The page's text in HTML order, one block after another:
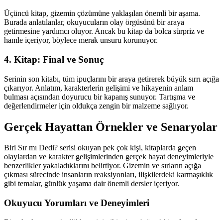
Üçüncü kitap, gizemin çözümüne yaklaşılan önemli bir aşama.
Burada anlatılanlar, okuyucuların olay örgüsünü bir araya
getirmesine yardımcı oluyor. Ancak bu kitap da bolca sürpriz ve
hamle içeriyor, böylece merak unsuru korunuyor.
4. Kitap: Final ve Sonuç
Serinin son kitabı, tüm ipuçlarını bir araya getirerek büyük sırrı açığa
çıkarıyor. Anlatım, karakterlerin gelişimi ve hikayenin anlam
bulması açısından doyurucu bir kapanış sunuyor. Tartışma ve
değerlendirmeler için oldukça zengin bir malzeme sağlıyor.
Gerçek Hayattan Örnekler ve Senaryolar
Biri Sır mı Dedi? serisi okuyan pek çok kişi, kitaplarda geçen
olaylardan ve karakter gelişimlerinden gerçek hayat deneyimleriyle
benzerlikler yakaladıklarını belirtiyor. Gizemin ve sırların açığa
çıkması sürecinde insanların reaksiyonları, ilişkilerdeki karmaşıklık
gibi temalar, günlük yaşama dair önemli dersler içeriyor.
Okuyucu Yorumları ve Deneyimleri